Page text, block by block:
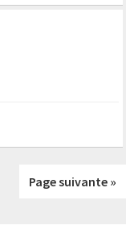
Page suivante »